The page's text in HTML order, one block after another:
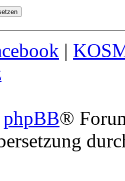
|
phpBB®